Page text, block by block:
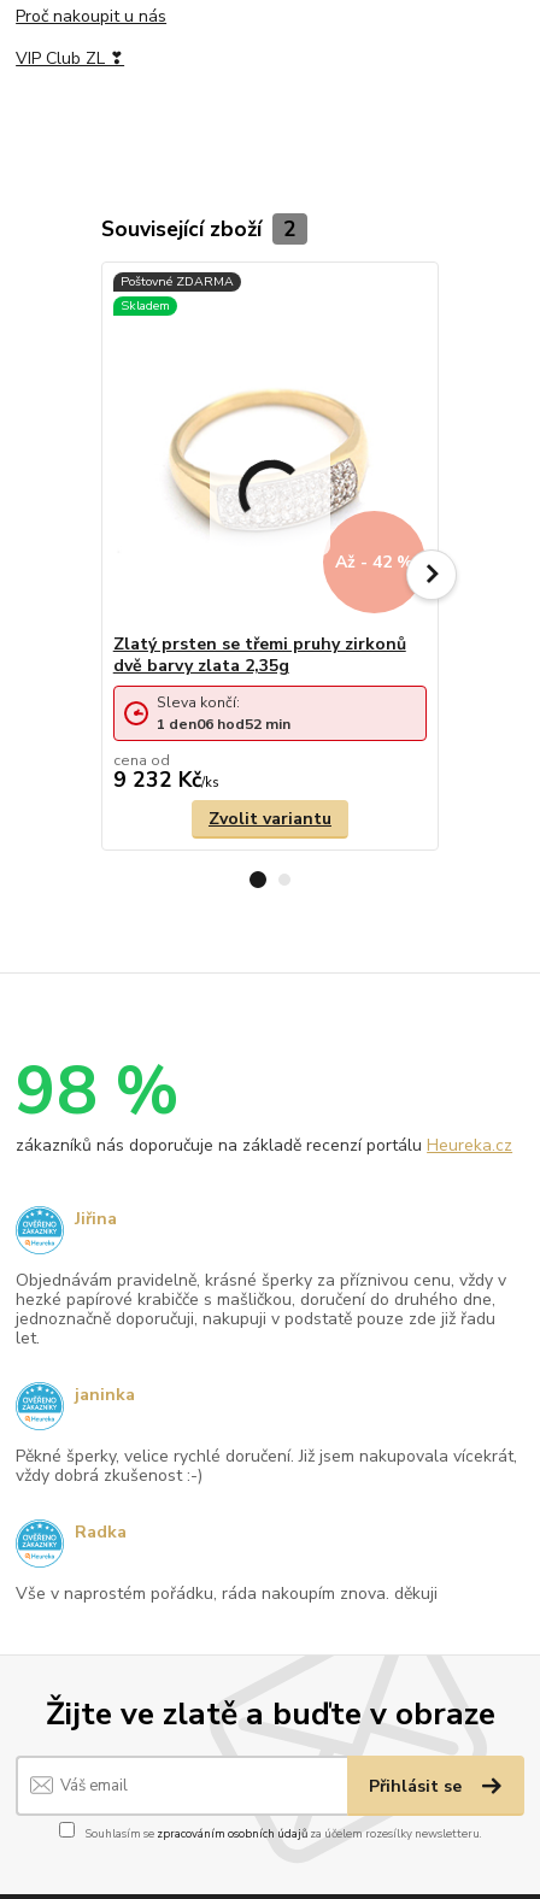
Proč nakoupit u nás
VIP Club ZL ❣
Související zboží 2
Až - 42 %
Zlatý prsten se třemi pruhy zirkonů
dvě barvy zlata 2,35g
cena od
9 232 Kč/ks
Sleva končí:
1 den06 hod52 min
Zvolit variantu
Žijte ve zlatě a buďte v obraze
Přihlásit se
Souhlasím se zpracováním osobních údajůza účelem rozesílky newsletteru.
98 %
zákazníků nás doporučuje na základě recenzí portáluHeureka.cz
Objednávám pravidelně, krásné šperky za příznivou cenu, vždy v
hezké papírové krabičče s mašličkou, doručení do druhého dne,
jednoznačně doporučuji, nakupuji v podstatě pouze zde již řadu
let.
Jiřina
Pěkné šperky, velice rychlé doručení. Již jsem nakupovala vícekrát,
vždy dobrá zkušenost :-)
janinka
Vše v naprostém pořádku, ráda nakoupím znova. děkuji
Radka